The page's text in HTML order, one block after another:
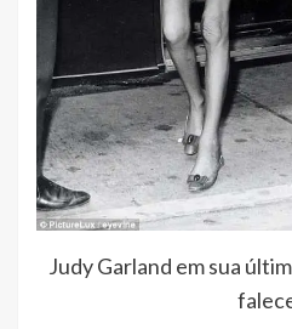
Judy Garland em sua